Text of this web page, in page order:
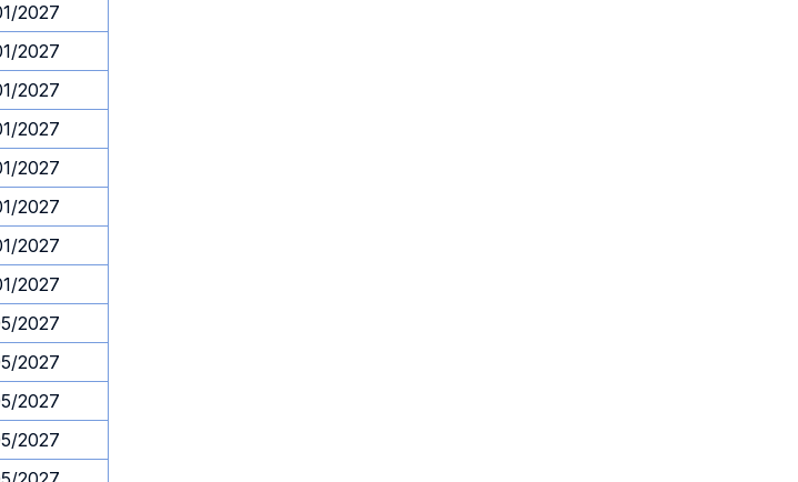
2027
2027
2027
2027
2027
2027
2027
2027
2027
2027
2027
2027